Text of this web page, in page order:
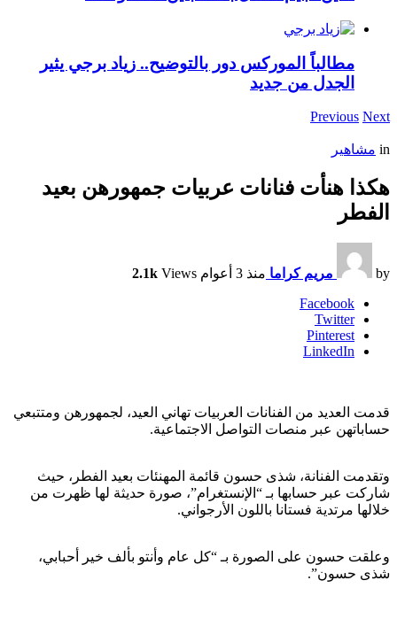
مطالباً الموركس دور بالتوضيح.. زياد برجي يثير
الجدل من جديد
Previous Next
in مشاهير
هكذا هنأت فنانات عربيات جمهورهن بعيد
الفطر
by مريم كراما منذ 3 أعوام 2.1k Views
Facebook
Twitter
Pinterest
LinkedIn
قدمت العديد من الفنانات العربيات تهاني العيد، لجمهورهن ومتتبعي
حساباتهن عبر منصات التواصل الاجتماعية.
وتقدمت الفنانة، شذى حسون قائمة المهنئات بعيد الفطر، حيث
شاركت عبر حسابها بـ “الإنستغرام”، صورة حديثة لها ظهرت من
خلالها مرتدية فستانا باللون الأرجواني.
وعلقت حسون على الصورة بـ “كل عام وأنتو بألف خير أحبابي،
شذى حسون”.